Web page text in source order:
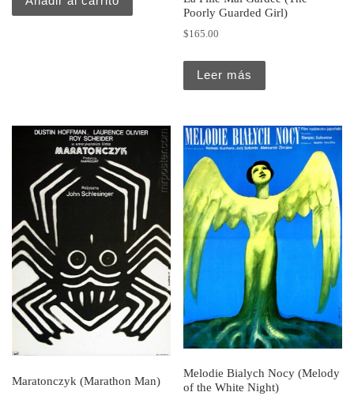
Poorly Guarded Girl)
$165.00
Leer más
Maratonczyk (Marathon Man)
Melodie Bialych Nocy (Melody
of the White Night)